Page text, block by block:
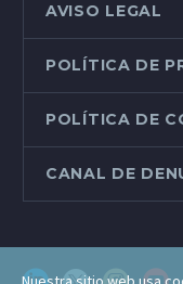
AVISO LEGAL
POLÍTICA DE
POLÍTICA DE
CANAL DE